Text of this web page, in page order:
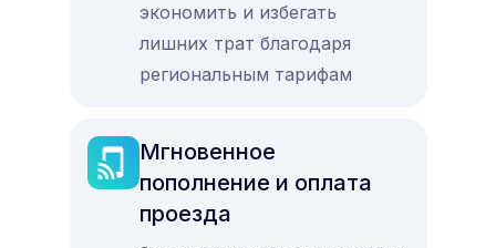
экономить и избегать
лишних трат благодаря
региональным тарифам
Мгновенное
пополнение и оплата
проезда